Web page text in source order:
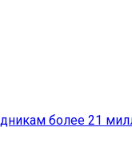
более 21